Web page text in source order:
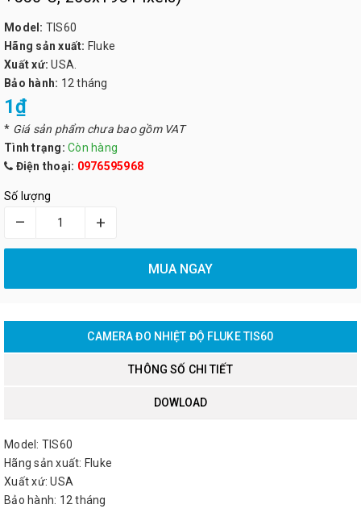
Model: TIS60
Hãng sản xuất: Fluke
Xuất xứ: USA.
Bảo hành: 12 tháng
1₫
* Giá sản phẩm chưa bao gồm VAT
Tình trạng: Còn hàng
Điện thoại: 0976595968
Số lượng
– +
MUA NGAY
CAMERA ĐO NHIỆT ĐỘ FLUKE TIS60
THÔNG SỐ CHI TIẾT
DOWLOAD
Model: TIS60
Hãng sản xuất: Fluke
Xuất xứ: USA
Bảo hành: 12 tháng